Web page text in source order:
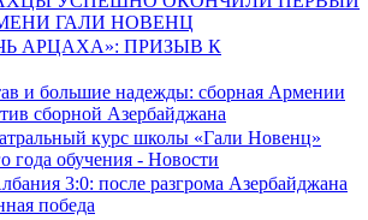
ГАЛИ НОВЕНЦ
АРЦАХА»: ПРИЗЫВ К
и большие надежды: сборная Армении
сборной Азербайджана
курс школы «Гали Новенц»
года обучения - Новости
3:0: после разгрома Азербайджана
победа